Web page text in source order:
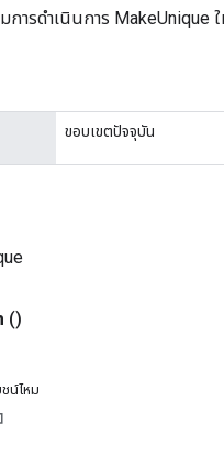
การดำเนินการ MakeUnique
ขอบเขตปัจจุบัน
()
น์ไหม